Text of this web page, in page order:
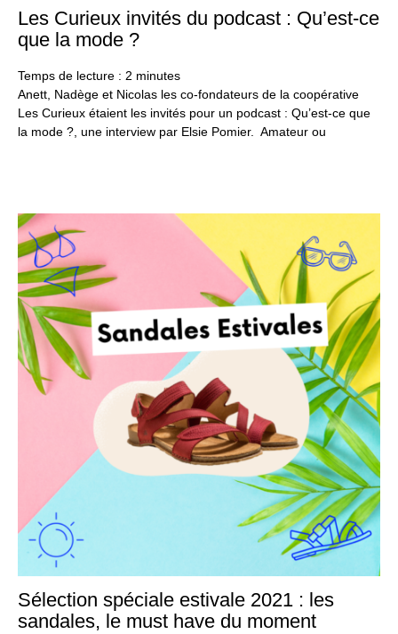
Les Curieux invités du podcast : Qu’est-ce
que la mode ?
Temps de lecture : 2 minutes
Anett, Nadège et Nicolas les co-fondateurs de la coopérative
Les Curieux étaient les invités pour un podcast : Qu’est-ce que
la mode ?, une interview par Elsie Pomier. Amateur ou
Sélection spéciale estivale 2021 : les
sandales, le must have du moment